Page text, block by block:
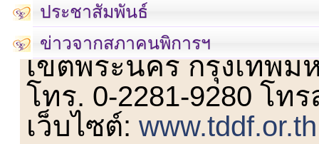
ประชาสัมพันธ์
ข่าวจากสภาคนพิการฯ
เลขที่ 23 ชั้น 2 ถนนวิ
เขตพระนคร กรุงเทพม
โทร. 0-2281-9280 โท
เว็บไซต์:www.tddf.or.th